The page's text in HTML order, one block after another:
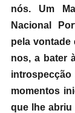
nós. Um
Nacional
pela vontade
nos, a bater
momentos
que lhe abriu